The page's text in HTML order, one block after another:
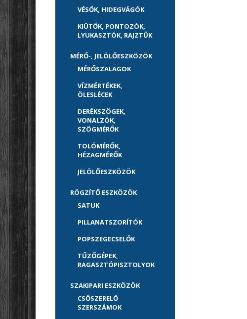
VÉSŐK, HIDEGVÁGÓK
KIÜTŐK, PONTOZÓK,
LYUKASZTÓK, RAJZTŰK
MÉRŐ-, JELÖLŐESZKÖZÖK
MÉRŐSZALAGOK
VÍZMÉRTÉKEK,
ÖLESLÉCEK
DERÉKSZÖGEK,
VONALZÓK,
SZÖGMÉRŐK
TOLÓMÉRŐK,
HÉZAGMÉRŐK
JELÖLŐESZKÖZÖK
RÖGZÍTŐ ESZKÖZÖK
SATUK
PILLANATSZORÍTÓK
POPSZEGECSELŐK
TŰZŐGÉPEK,
RAGASZTÓPISZTOLYOK
SZAKIPARI ESZKÖZÖK
CSŐSZERELŐ
SZERSZÁMOK